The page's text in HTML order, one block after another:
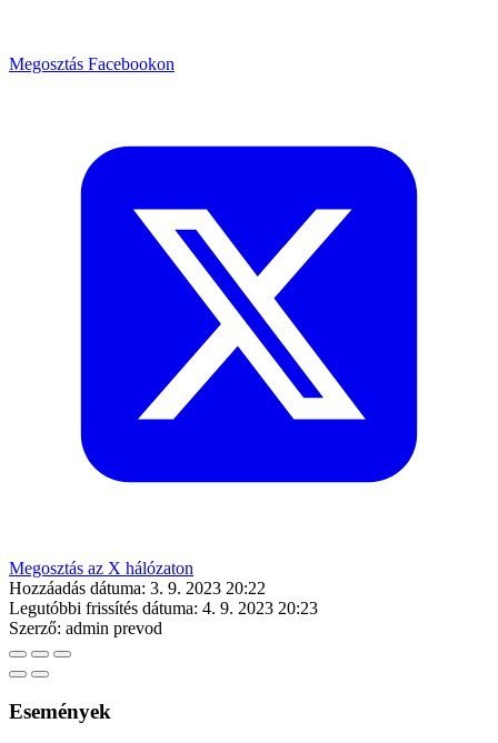
Megosztás Facebookon
Megosztás az X hálózaton
Hozzáadás dátuma: 3. 9. 2023 20:22
Legutóbbi frissítés dátuma: 4. 9. 2023 20:23
Szerző: admin prevod
Események